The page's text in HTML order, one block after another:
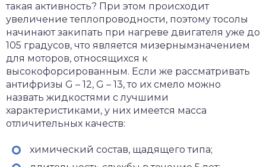
такая активность? При этом происходит
увеличение теплопроводности, поэтому тосолы
начинают закипать при нагреве двигателя уже до
105 градусов, что является мизернымзначением
для моторов, относящихся к
высокофорсированным. Если же рассматривать
антифризы G – 12, G – 13, то их смело можно
назвать жидкостями с лучшими
характеристиками, у них имеется масса
отличительных качеств:
химический состав, щадящего типа;